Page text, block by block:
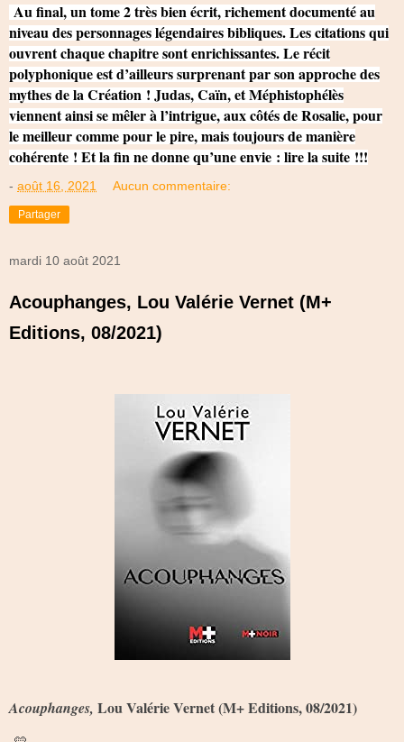
Au final, un tome 2 très bien écrit, richement documenté au
niveau des personnages légendaires bibliques. Les citations qui
ouvrent chaque chapitre sont enrichissantes. Le récit
polyphonique est d’ailleurs surprenant par son approche des
mythes de la Création ! Judas, Caïn, et Méphistophélès
viennent ainsi se mêler à l’intrigue, aux côtés de Rosalie, pour
le meilleur comme pour le pire, mais toujours de manière
cohérente ! Et la fin ne donne qu’une envie : lire la suite !!!
- août 16, 2021 Aucun commentaire:
Partager
mardi 10 août 2021
Acouphanges, Lou Valérie Vernet (M+
Editions, 08/2021)
Acouphanges, Lou Valérie Vernet (M+ Editions, 08/2021)